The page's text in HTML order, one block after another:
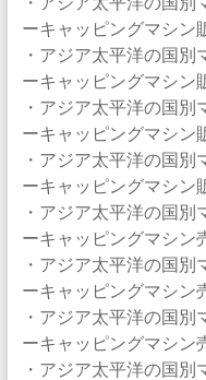
ーキャッピングマシン
・アジア太平洋の国別
ーキャッピングマシン
・アジア太平洋の国別
ーキャッピングマシン
・アジア太平洋の国別
ーキャッピングマシン
・アジア太平洋の国別
ーキャッピングマシン
・アジア太平洋の国別
ーキャッピングマシン
・アジア太平洋の国別
ーキャッピングマシン
・アジア太平洋の国別